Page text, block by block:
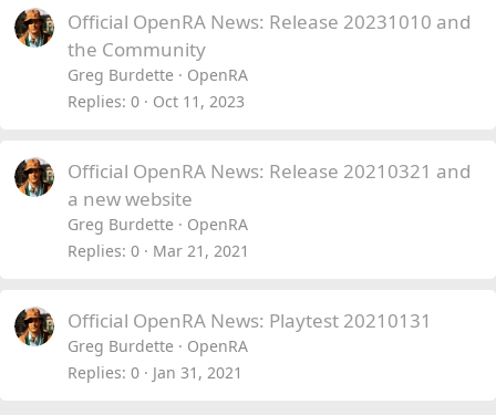
Official OpenRA News: Release 20231010 and
the Community
Greg Burdette
OpenRA
Replies 0 Oct 11, 2023
Official OpenRA News: Release 20210321 and
a new website
Greg Burdette
OpenRA
Replies 0 Mar 21, 2021
Official OpenRA News: Playtest 20210131
Greg Burdette
OpenRA
Replies 0 Jan 31, 2021